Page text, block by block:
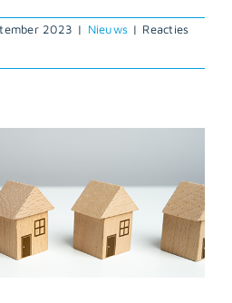
2023 | Nieuws | Reacties